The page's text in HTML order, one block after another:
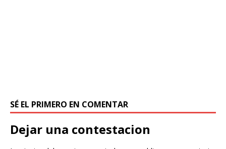
SÉ EL PRIMERO EN COMENTAR
Dejar una contestacion